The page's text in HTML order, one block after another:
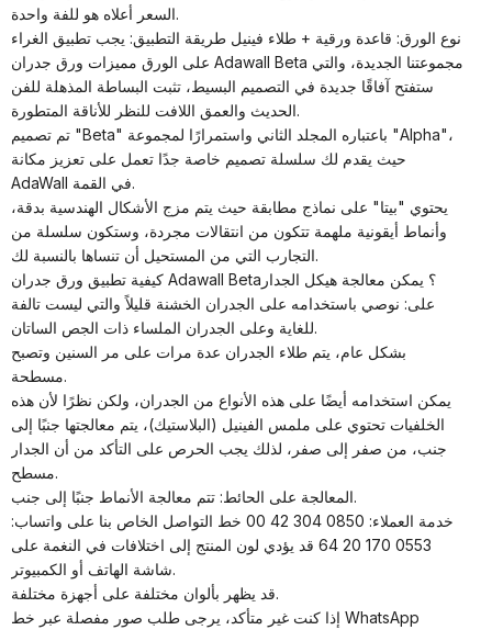
السعر أعلاه هو للفة واحدة.
نوع الورق: قاعدة ورقية + طلاء فينيل طريقة التطبيق: يجب تطبيق الغراء
على الورق مميزات ورق جدران Adawall Beta مجموعتنا الجديدة، والتي
ستفتح آفاقًا جديدة في التصميم البسيط، تثبت البساطة المذهلة للفن
الحديث والعمق اللافت للنظر للأناقة المتطورة.
تم تصميم "Beta" باعتباره المجلد الثاني واستمرارًا لمجموعة "Alpha"،
حيث يقدم لك سلسلة تصميم خاصة جدًا تعمل على تعزيز مكانة
AdaWall في القمة.
يحتوي "بيتا" على نماذج مطابقة حيث يتم مزج الأشكال الهندسية بدقة،
وأنماط أيقونية ملهمة تتكون من انتقالات مجردة، وستكون سلسلة من
التجارب التي من المستحيل أن تنساها بالنسبة لك.
كيفية تطبيق ورق جدران Adawall Beta؟ يمكن معالجة هيكل الجدار
على: نوصي باستخدامه على الجدران الخشنة قليلاً والتي ليست تالفة
للغاية وعلى الجدران الملساء ذات الجص الساتان.
بشكل عام، يتم طلاء الجدران عدة مرات على مر السنين وتصبح
مسطحة.
يمكن استخدامه أيضًا على هذه الأنواع من الجدران، ولكن نظرًا لأن هذه
الخلفيات تحتوي على ملمس الفينيل (البلاستيك)، يتم معالجتها جنبًا إلى
جنب، من صفر إلى صفر، لذلك يجب الحرص على التأكد من أن الجدار
مسطح.
المعالجة على الحائط: تتم معالجة الأنماط جنبًا إلى جنب.
خدمة العملاء: 0850 304 42 00 خط التواصل الخاص بنا على واتساب:
0553 170 20 64 قد يؤدي لون المنتج إلى اختلافات في النغمة على
شاشة الهاتف أو الكمبيوتر.
قد يظهر بألوان مختلفة على أجهزة مختلفة.
إذا كنت غير متأكد، يرجى طلب صور مفصلة عبر خط WhatsApp